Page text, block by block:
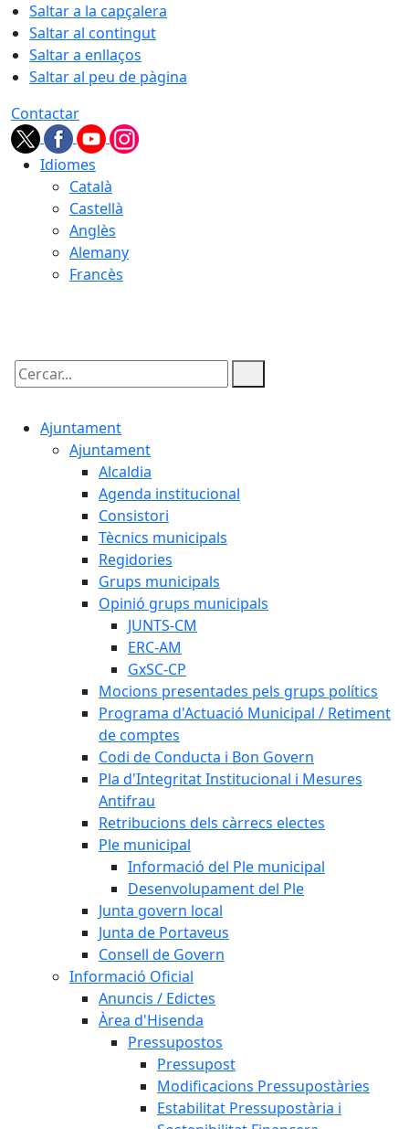
Saltar a la capçalera
Saltar al contingut
Saltar a enllaços
Saltar al peu de pàgina
Contactar
Idiomes
Català
Castellà
Anglès
Alemany
Francès
Cercar:
Ajuntament
Ajuntament
Alcaldia
Agenda institucional
Consistori
Tècnics municipals
Regidories
Grups municipals
Opinió grups municipals
JUNTS-CM
ERC-AM
GxSC-CP
Mocions presentades pels grups polítics
Programa d'Actuació Municipal / Retiment
de comptes
Codi de Conducta i Bon Govern
Pla d'Integritat Institucional i Mesures
Antifrau
Retribucions dels càrrecs electes
Ple municipal
Informació del Ple municipal
Desenvolupament del Ple
Junta govern local
Junta de Portaveus
Consell de Govern
Informació Oficial
Anuncis / Edictes
Àrea d'Hisenda
Pressupostos
Pressupost
Modificacions Pressupostàries
Estabilitat Pressupostària i